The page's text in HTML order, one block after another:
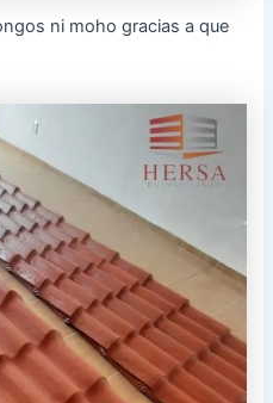
ni moho gracias a que